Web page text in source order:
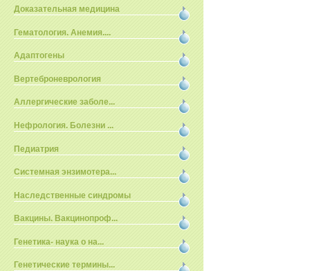
Доказательная медицина
Гематология. Анемия....
Адаптогены
Вертеброневрология
Аллергические заболе...
Нефрология. Болезни ...
Педиатрия
Системная энзимотера...
Наследственные синдромы
Вакцины. Вакцинопроф...
Генетика- наука о на...
Генетические термины...